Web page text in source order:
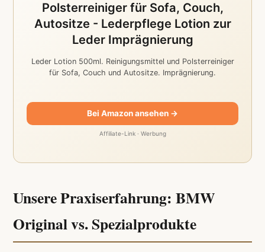
Polsterreiniger für Sofa, Couch,
Autositze - Lederpflege Lotion zur
Leder Imprägnierung
Leder Lotion 500ml. Reinigungsmittel und Polsterreiniger
für Sofa, Couch und Autositze. Imprägnierung.
Bei Amazon ansehen →
Affiliate-Link · Werbung
Unsere Praxiserfahrung: BMW
Original vs. Spezialprodukte